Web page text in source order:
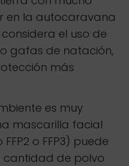
en la autocaravana
el uso de
gafas de natación,
más
es muy
mascarilla facial
o FFP3) puede
de polvo